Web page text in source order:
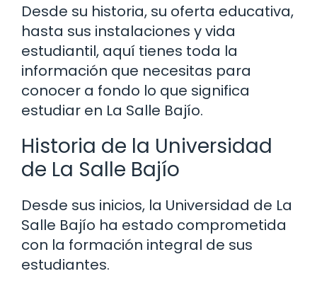
Desde su historia, su oferta educativa,
hasta sus instalaciones y vida
estudiantil, aquí tienes toda la
información que necesitas para
conocer a fondo lo que significa
estudiar en La Salle Bajío.
Historia de la Universidad
de La Salle Bajío
Desde sus inicios, la Universidad de La
Salle Bajío ha estado comprometida
con la formación integral de sus
estudiantes.